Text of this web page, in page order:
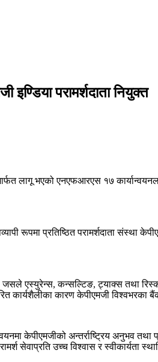
परामर्शदाता नियुक्त
लागू भएको एनएफआरएस १७
रूपमा प्रतिष्ठित परामर्शदाता संस्था
एस्युरेन्स, कन्सल्टिङ, ट्याक्स तथा
कार्यशैलीका कारण केपीएमजी
केपीएमजीको अन्तर्राष्ट्रिय अनुभव तथा
सेवाप्रति उच्च विश्वास र स्वीकार्यता